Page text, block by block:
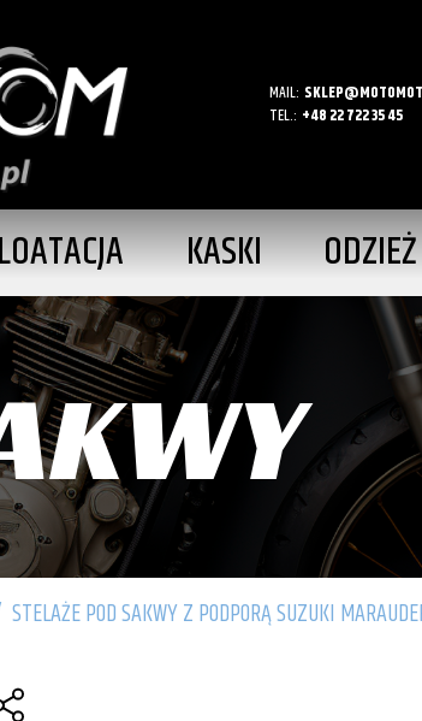
MAIL:
TEL.: +48 22 722 35 45
KASKI ODZIEŻ
STELAŻE POD SAKWY Z PODPORĄ SUZUKI